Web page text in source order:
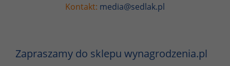
Kontakt: media@sedlak.pl
Zapraszamy do sklepu wynagrodzenia.pl